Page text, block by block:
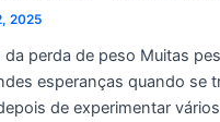
2025
perda de peso Muitas
esperanças quando se
de experimentar